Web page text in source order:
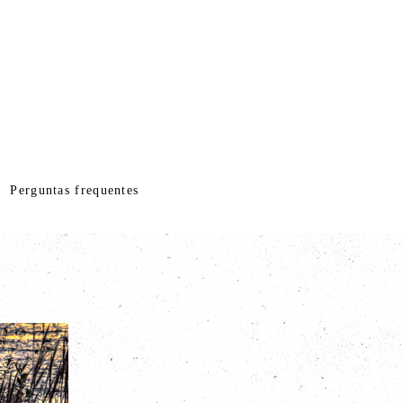
Perguntas frequentes